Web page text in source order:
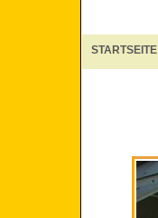
STARTSEITE